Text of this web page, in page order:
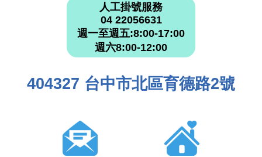
人工掛號服務
04 22056631
週一至週五:8:00-17:00
週六8:00-12:00
404327 台中市北區育德路2號